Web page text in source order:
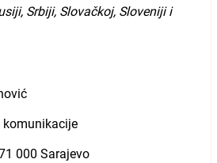
, Srbiji, Slovačkoj, Slovenijii
komunikacije
000 Sarajevo